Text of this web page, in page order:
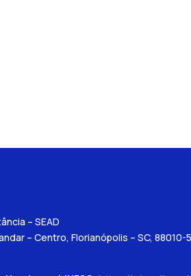
– SEAD
– Centro, Florianópolis – SC, 88010-